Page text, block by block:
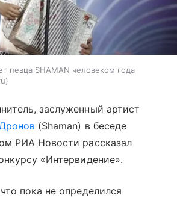
певца SHAMAN человеком года
заслуженный артист
(Shaman) в беседе
РИА Новости рассказал
«Интервидение».
пока не определился